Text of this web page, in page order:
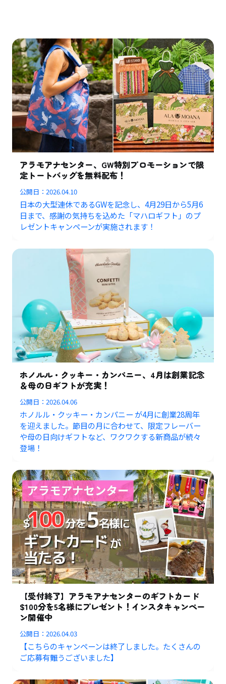
アラモアナセンター、GW特別プロモーションで限
定トートバッグを無料配布！
公開日：2026.04.10
日本の大型連休であるGWを記念し、4月29日から5月6
日まで、感謝の気持ちを込めた「マハロギフト」のプ
レゼントキャンペーンが実施されます！
ホノルル・クッキー・カンパニー、4月は創業記念
＆母の日ギフトが充実！
公開日：2026.04.06
ホノルル・クッキー・カンパニー が4月に創業28周年
を迎えました。節目の月に合わせて、限定フレーバー
や母の日向けギフトなど、ワクワクする新商品が続々
登場！
【受付終了】アラモアナセンターのギフトカード
$100分を5名様にプレゼント！インスタキャンペー
ン開催中
公開日：2026.04.03
【こちらのキャンペーンは終了しました。たくさんの
ご応募有難うございました】